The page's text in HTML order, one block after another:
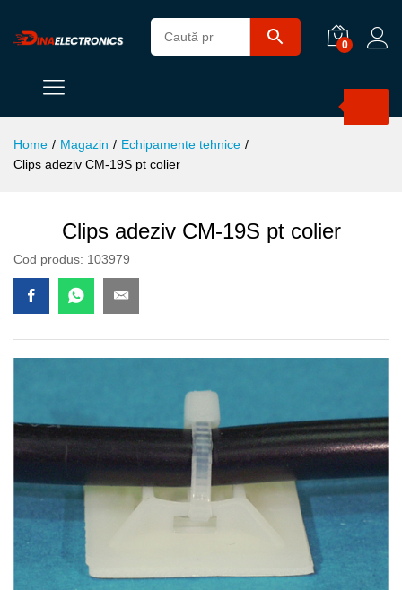
0
Home / Magazin / Echipamente tehnice /
Clips adeziv CM-19S pt colier
Clips adeziv CM-19S pt colier
Cod produs: 103979